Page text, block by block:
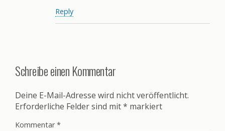
Reply
Schreibe einen Kommentar
Deine E-Mail-Adresse wird nicht veröffentlicht.
Erforderliche Felder sind mit* markiert
Kommentar*